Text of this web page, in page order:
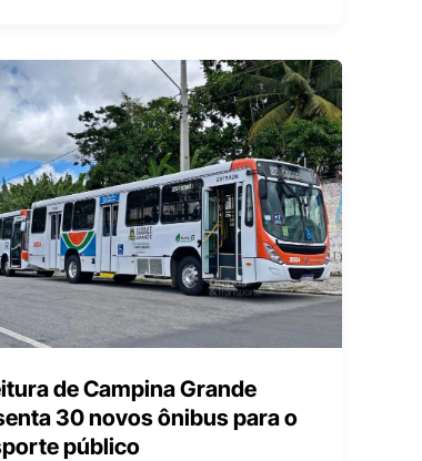
de Campina Grande
30 novos ônibus para o
público